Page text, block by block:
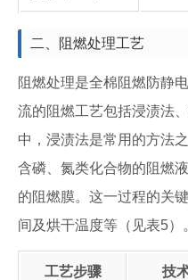
二、阻燃处理工艺
阻燃处理是全棉阻燃防静
流的阻燃工艺包括浸渍法
中，浸渍法是常用的方法
含磷、氮类化合物的阻燃
的阻燃膜。这一过程的关
间及烘干温度等（见表5）
工艺步骤 技